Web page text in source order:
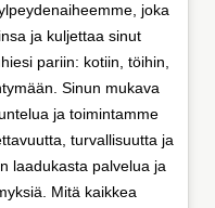
joka
ja kuljettaa sinut
pariin: kotiin, töihin,
Sinun mukava
ja toimintamme
turvallisuutta ja
laadukasta palvelua ja
Mitä kaikkea